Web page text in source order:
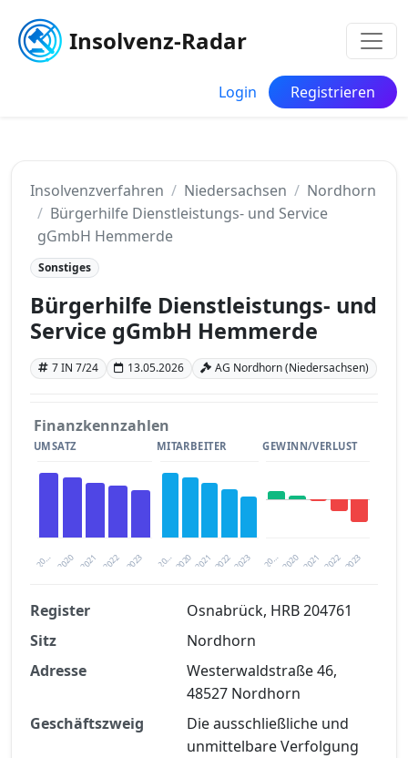
Insolvenz-Radar
Login Registrieren
Insolvenzverfahren Niedersachsen
Nordhorn
Bürgerhilfe Dienstleistungs- und Service
gGmbH Hemmerde
Sonstiges
Bürgerhilfe Dienstleistungs- und
Service gGmbH Hemmerde
7 IN 7/24 13.05.2026 AG Nordhorn (Niedersachsen)
Finanzkennzahlen
UMSATZ
20… 2021 2023
2020 2022
MITARBEITER
20… 2021 2023
2020 2022
GEWINN/VERLUST
20… 2021 2023
2020 2022
Finanzkennzahlen nach kostenloser
Registrierung verfügbar
Jetzt kostenlos registrieren
Register
Osnabrück, HRB 204761
Sitz
Nordhorn
Adresse
Westerwaldstraße 46,
48527 Nordhorn
Geschäftszweig
Die ausschließliche und
unmittelbare Verfolgung